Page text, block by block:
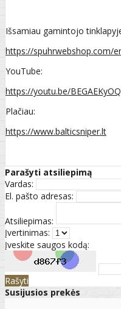
Išsamiau gamintojo
https://spuhrwebshop.com/
YouTube:
https://youtu.be/
Plačiau:
https://www.balticsniper.lt
Parašyti atsiliepimą
Vardas:
El. pašto adresas:
Atsiliepimas:
Įvertinimas:
Įveskite saugos kodą:
Rašyti
Susijusios prekės